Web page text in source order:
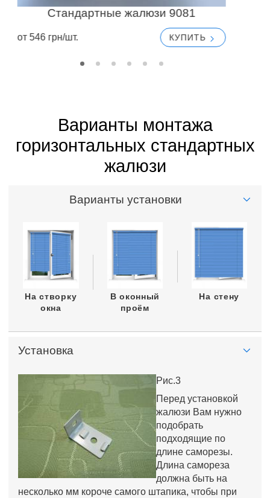
Стандартные жалюзи 9081
от 546 грн/шт. КУПИТЬ
Варианты монтажа
горизонтальных стандартных
жалюзи
Варианты установки
На створку
окна
В оконный
проём
На стену
Установка
Рис.3
Перед установкой
жалюзи Вам нужно
подобрать
подходящие по
длине саморезы.
Длина самореза
должна быть на
несколько мм короче самого штапика, чтобы при